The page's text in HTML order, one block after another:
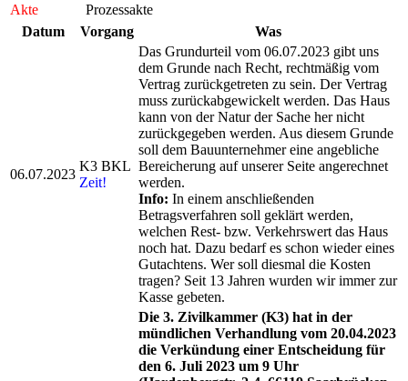
Akte
Prozessakte
Datum
Vorgang Was
06.07.2023
K3 BKL
Zeit!
Das Grundurteil vom 06.07.2023 gibt uns
dem Grunde nach Recht, rechtmäßig vom
Vertrag zurückgetreten zu sein. Der Vertrag
muss zurückabgewickelt werden. Das Haus
kann von der Natur der Sache her nicht
zurückgegeben werden. Aus diesem Grunde
soll dem Bauunternehmer eine angebliche
Bereicherung auf unserer Seite angerechnet
werden.
Info: In einem anschließenden
Betragsverfahren soll geklärt werden,
welchen Rest- bzw. Verkehrswert das Haus
noch hat. Dazu bedarf es schon wieder eines
Gutachtens. Wer soll diesmal die Kosten
tragen? Seit 13 Jahren wurden wir immer zur
Kasse gebeten.
Die 3. Zivilkammer (K3) hat in der
mündlichen Verhandlung vom 20.04.2023
die Verkündung einer Entscheidung für
den 6. Juli 2023 um 9 Uhr